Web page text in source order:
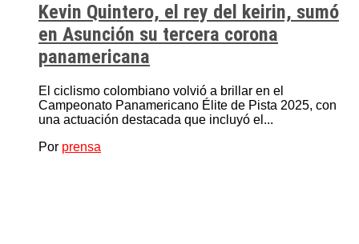
Kevin Quintero, el rey del keirin, sumó
en Asunción su tercera corona
panamericana
El ciclismo colombiano volvió a brillar en el
Campeonato Panamericano Élite de Pista 2025, con
una actuación destacada que incluyó el...
Por prensa